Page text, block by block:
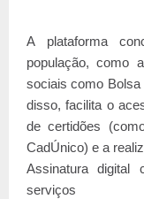
A plataforma
população, como
sociais como
disso, facilita o
de certidões
CadÚnico) e a
Assinatura digital
serviços